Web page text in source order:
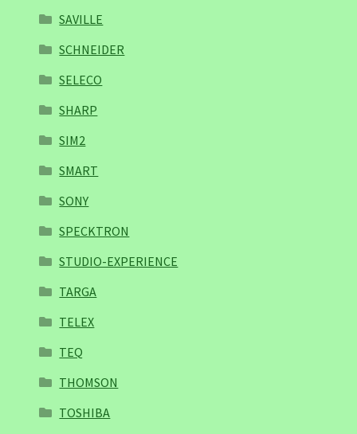
SAVILLE
SCHNEIDER
SELECO
SHARP
SIM2
SMART
SONY
SPECKTRON
STUDIO-EXPERIENCE
TARGA
TELEX
TEQ
THOMSON
TOSHIBA